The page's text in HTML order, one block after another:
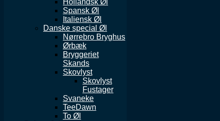
Hollandsk Øl
Spansk Øl
Italiensk Øl
Danske special Øl
Nørrebro Bryghus
Ørbæk
Bryggeriet
Skands
Skovlyst
Skovlyst
Fustager
Svaneke
TeeDawn
To Øl